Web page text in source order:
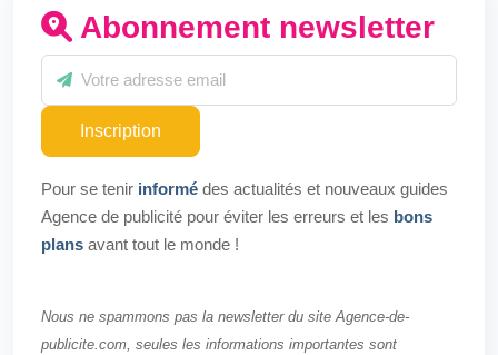
Abonnement newsletter
Inscription
Pour se tenir informé des actualités et nouveaux guides
Agence de publicité pour éviter les erreurs et les bons
plans avant tout le monde !
Nous ne spammons pas la newsletter du site Agence-de-
publicite.com, seules les informations importantes sont